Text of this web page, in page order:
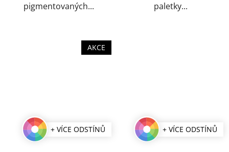
pigmentovaných...
paletky...
AKCE
+ VÍCE ODSTÍNŮ + VÍCE ODSTÍNŮ